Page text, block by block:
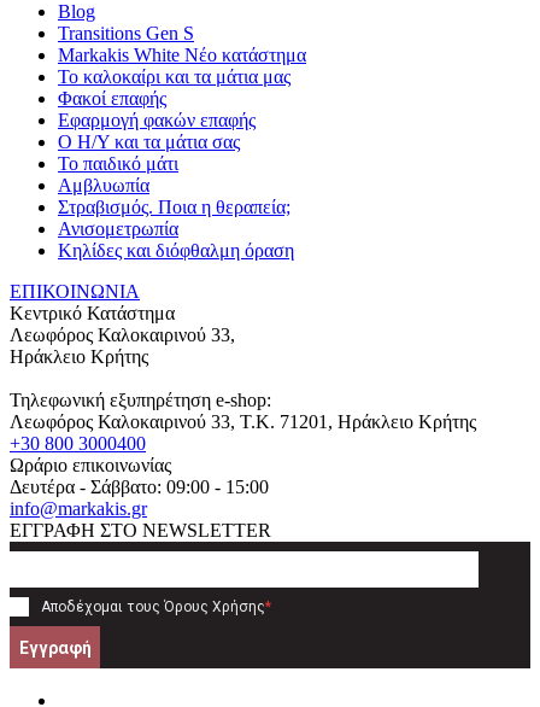
Blog
Transitions Gen S
Markakis White Νέο κατάστημα
Το καλοκαίρι και τα μάτια μας
Φακοί επαφής
Εφαρμογή φακών επαφής
Ο Η/Υ και τα μάτια σας
Το παιδικό μάτι
Αμβλυωπία
Στραβισμός. Ποια η θεραπεία;
Ανισομετρωπία
Κηλίδες και διόφθαλμη όραση
ΕΠΙΚΟΙΝΩΝΙΑ
Κεντρικό Κατάστημα
Λεωφόρος Καλοκαιρινού 33,
Ηράκλειο Κρήτης
Τηλεφωνική εξυπηρέτηση e-shop:
Λεωφόρος Καλοκαιρινού 33, T.K. 71201, Ηράκλειο Κρήτης
+30 800 3000400
Ωράριο επικοινωνίας
Δευτέρα - Σάββατο: 09:00 - 15:00
info@markakis.gr
ΕΓΓΡΑΦΗ ΣΤΟ NEWSLETTER
Αποδέχομαι τους Όρους Χρήσης*
Εγγραφή